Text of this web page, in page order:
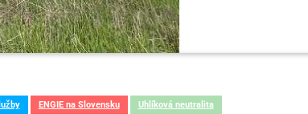
ENGIE na Slovensku Uhlíková neutralita